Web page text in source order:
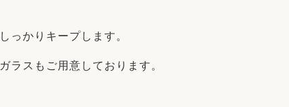
っかりキープします。
ラスもご用意しております。